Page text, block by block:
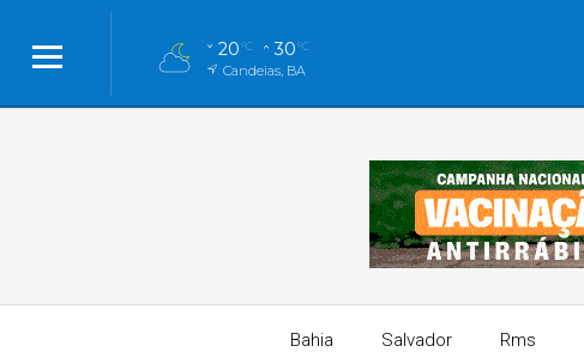
20°C 30°C
Candeias, BA
Bahia Salvador Rms